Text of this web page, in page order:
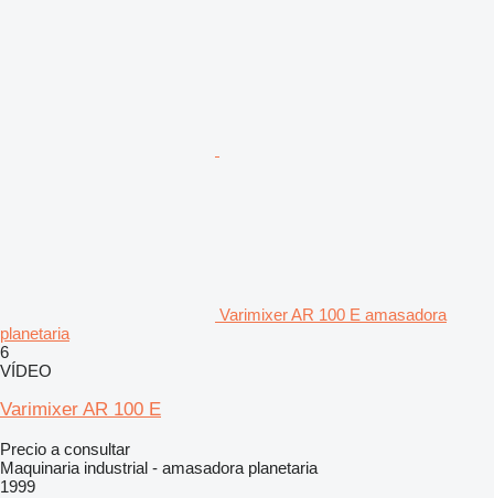
Varimixer AR 100 E amasadora
planetaria
6
VÍDEO
Varimixer AR 100 E
Precio a consultar
Maquinaria industrial - amasadora planetaria
1999